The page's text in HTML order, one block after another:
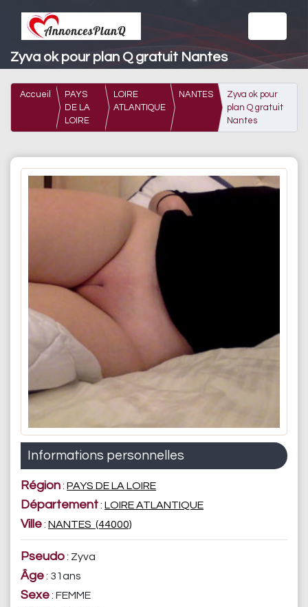
Zyva ok pour plan Q gratuit Nantes
Accueil
PAYS
DE LA
LOIRE
LOIRE
ATLANTIQUE
NANTES
Zyva ok pour
plan Q gratuit
Nantes
Informations personnelles
Région: PAYS DE LA LOIRE
Département: LOIRE ATLANTIQUE
Ville: NANTES (44000)
Pseudo: Zyva
Âge: 31ans
Sexe: FEMME